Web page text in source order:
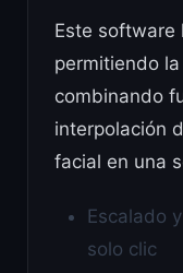
Este software
permitiendo
combinando
interpolación
facial en una
Escalado
solo clic